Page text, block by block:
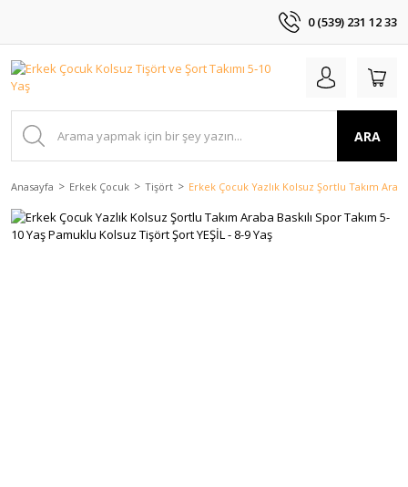
0 (539) 231 12 33
ARA
Anasayfa Erkek Çocuk Tişört Erkek Çocuk Yazlık Kolsuz Şortlu Takım